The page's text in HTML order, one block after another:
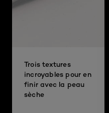
Trois textures
incroyables pour en
finir avec la peau
sèche